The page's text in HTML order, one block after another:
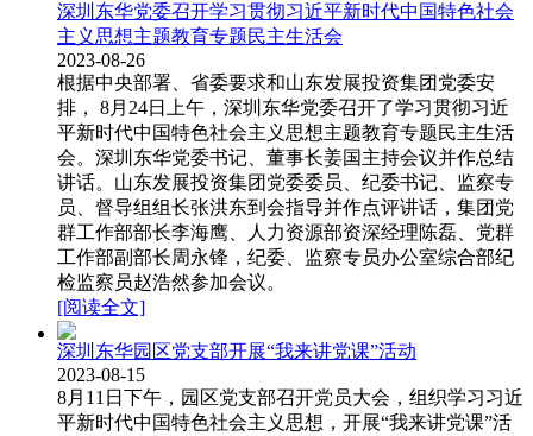
深圳东华党委召开学习贯彻习近平新时代中国特色社会
主义思想主题教育专题民主生活会
2023-08-26
根据中央部署、省委要求和山东发展投资集团党委安
排， 8月24日上午，深圳东华党委召开了学习贯彻习近
平新时代中国特色社会主义思想主题教育专题民主生活
会。深圳东华党委书记、董事长姜国主持会议并作总结
讲话。山东发展投资集团党委委员、纪委书记、监察专
员、督导组组长张洪东到会指导并作点评讲话，集团党
群工作部部长李海鹰、人力资源部资深经理陈磊、党群
工作部副部长周永锋，纪委、监察专员办公室综合部纪
检监察员赵浩然参加会议。
[阅读全文]
深圳东华园区党支部开展“我来讲党课”活动
2023-08-15
8月11日下午，园区党支部召开党员大会，组织学习习近
平新时代中国特色社会主义思想，开展“我来讲党课”活